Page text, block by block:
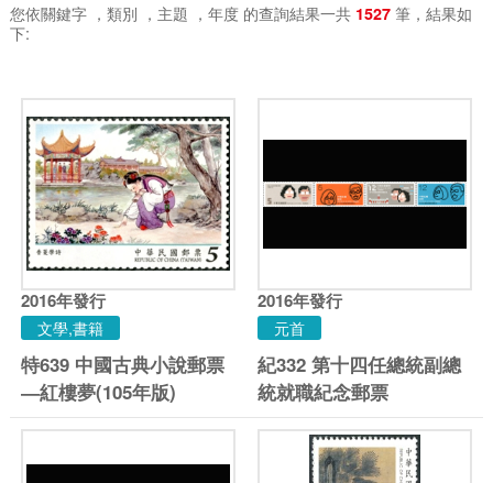
您依關鍵字 ，類別 ，主題 ，年度 的查詢結果一共 1527筆，結果如
下:
2016年發行
文學,書籍
特639 中國古典小說郵票
—紅樓夢(105年版)
2016年發行
元首
紀332 第十四任總統副總
統就職紀念郵票